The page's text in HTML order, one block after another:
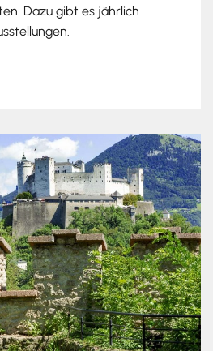
Dazu gibt es jährlich